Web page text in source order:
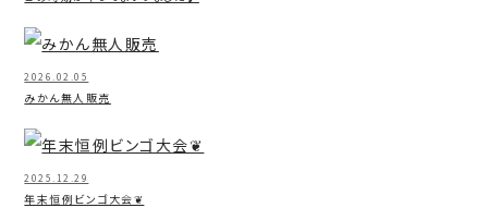
2026.02.05
みかん無人販売
2025.12.29
年末恒例ビンゴ大会❦